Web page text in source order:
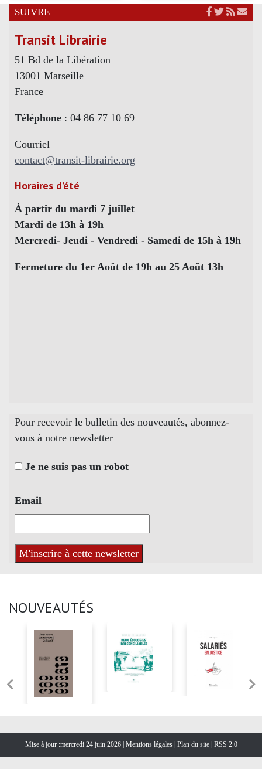
SUIVRE
Transit Librairie
51 Bd de la Libération
13001 Marseille
France
Téléphone : 04 86 77 10 69
Courriel
contact@transit-librairie.org
Horaires d’été
À partir du mardi 7 juillet
Mardi de 13h à 19h
Mercredi- Jeudi - Vendredi - Samedi de 15h à 19h
Fermeture du 1er Août de 19h au 25 Août 13h
Pour recevoir le bulletin des nouveautés, abonnez-
vous à notre newsletter
Je ne suis pas un robot
Email
NOUVEAUTÉS
Mise à jour :mercredi 24 juin 2026 | Mentions légales Plan du site RSS 2.0